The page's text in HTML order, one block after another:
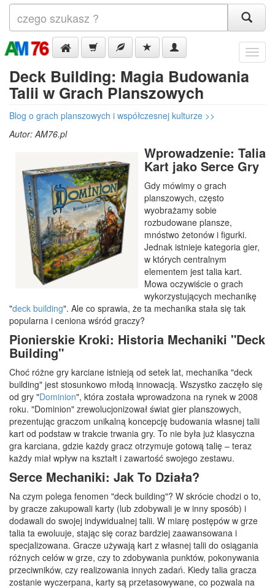
Menu
Deck Building: Magia Budowania
Talii w Grach Planszowych
Blog o grach planszowych i współczesnej kulturze >>
Autor:AM76.pl
Wprowadzenie: Talia
Kart jako Serce Gry
Gdy mówimy o grach
planszowych, często
wyobrażamy sobie
rozbudowane plansze,
mnóstwo żetonów i figurki.
Jednak istnieje kategoria gier,
w których centralnym
elementem jest talia kart.
Mowa oczywiście o grach
wykorzystujących mechanikę
"deck building". Ale co sprawia, że ta mechanika stała się tak
popularna i ceniona wśród graczy?
Pionierskie Kroki: Historia Mechaniki "Deck
Building"
Choć różne gry karciane istnieją od setek lat, mechanika "deck
building" jest stosunkowo młodą innowacją. Wszystko zaczęło się
od gry "Dominion", która została wprowadzona na rynek w 2008
roku. "Dominion" zrewolucjonizował świat gier planszowych,
prezentując graczom unikalną koncepcję budowania własnej talii
kart od podstaw w trakcie trwania gry. To nie była już klasyczna
gra karciana, gdzie każdy gracz otrzymuje gotową talię – teraz
każdy miał wpływ na kształt i zawartość swojego zestawu.
Serce Mechaniki: Jak To Działa?
Na czym polega fenomen "deck building"? W skrócie chodzi o to,
by gracze zakupowali karty (lub zdobywali je w inny sposób) i
dodawali do swojej indywidualnej talii. W miarę postępów w grze
talia ta ewoluuje, stając się coraz bardziej zaawansowana i
specjalizowana. Gracze używają kart z własnej talii do osiągania
różnych celów w grze, czy to zdobywania punktów, pokonywania
przeciwników, czy realizowania innych zadań. Kiedy talia gracza
zostanie wyczerpana, karty są przetasowywane, co pozwala na